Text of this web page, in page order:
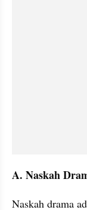
A. Naskah
Naskah drama